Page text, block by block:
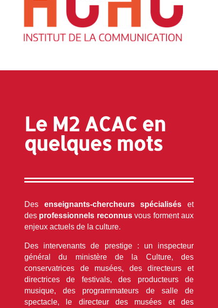
Le M2 ACAC en
quelques mots
Des enseignants-chercheurs spécialisés et
des professionnels reconnusvous forment aux
enjeux actuels de la culture.
Des intervenants de prestige : un inspecteur
général du ministère de la Culture, des
conservatrices de musées, des directeurs et
directrices de festivals, des producteurs de
musique, des programmateurs de salle de
spectacle, le directeur des musées et des